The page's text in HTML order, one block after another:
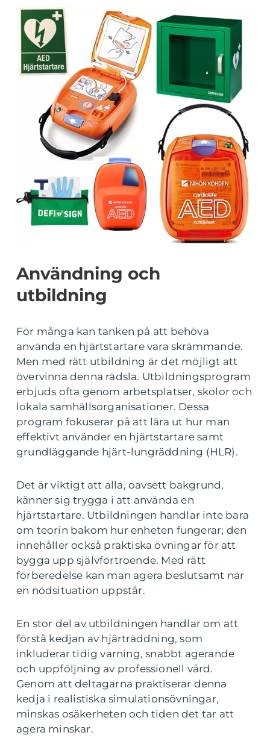
Användning och
utbildning
För många kan tanken på att behöva
använda en hjärtstartare vara skrämmande.
Men med rätt utbildning är det möjligt att
övervinna denna rädsla. Utbildningsprogram
erbjuds ofta genom arbetsplatser, skolor och
lokala samhällsorganisationer. Dessa
program fokuserar på att lära ut hur man
effektivt använder en hjärtstartare samt
grundläggande hjärt-lungräddning (HLR).
Det är viktigt att alla, oavsett bakgrund,
känner sig trygga i att använda en
hjärtstartare. Utbildningen handlar inte bara
om teorin bakom hur enheten fungerar; den
innehåller också praktiska övningar för att
bygga upp självförtroende. Med rätt
förberedelse kan man agera beslutsamt när
en nödsituation uppstår.
En stor del av utbildningen handlar om att
förstå kedjan av hjärträddning, som
inkluderar tidig varning, snabbt agerande
och uppföljning av professionell vård.
Genom att deltagarna praktiserar denna
kedja i realistiska simulationsövningar,
minskas osäkerheten och tiden det tar att
agera minskar.